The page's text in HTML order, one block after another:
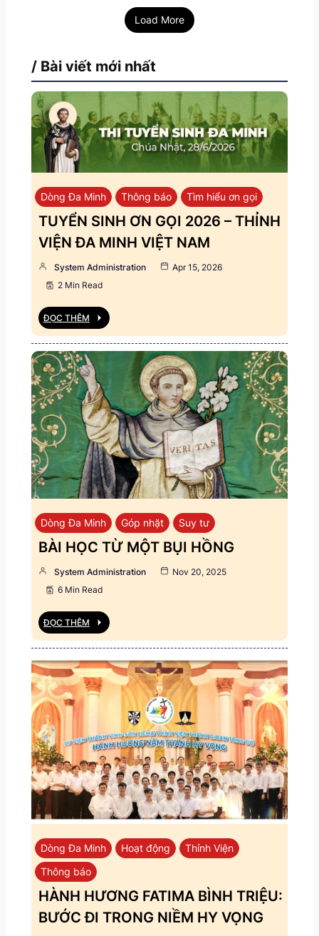
Load More
/ Bài viết mới nhất
Dòng Đa Minh Thông báo Tìm hiểu ơn gọi
TUYỂN SINH ƠN GỌI 2026 – THỈNH
VIỆN ĐA MINH VIỆT NAM
System Administration
Apr 15, 2026
2 Min Read
ĐỌC THÊM
Dòng Đa Minh Góp nhặt Suy tư
BÀI HỌC TỪ MỘT BỤI HỒNG
System Administration
Nov 20, 2025
6 Min Read
ĐỌC THÊM
Dòng Đa Minh Hoạt động
Thỉnh Viện
Thông báo
HÀNH HƯƠNG FATIMA BÌNH TRIỆU:
BƯỚC ĐI TRONG NIỀM HY VỌNG